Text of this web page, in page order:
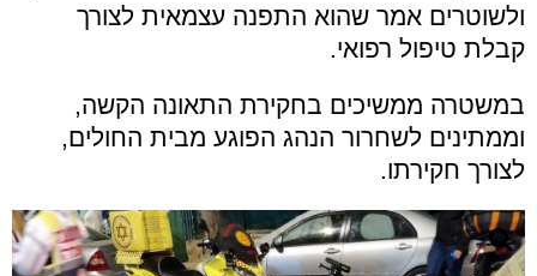
ולשוטרים אמר שהוא התפנה עצמאית לצורך
קבלת טיפול רפואי.
במשטרה ממשיכים בחקירת התאונה הקשה,
וממתינים לשחרור הנהג הפוגע מבית החולים,
לצורך חקירתו.